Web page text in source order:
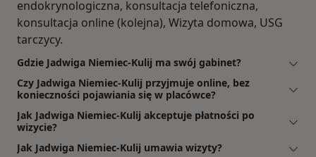
endokrynologiczna, konsultacja telefoniczna,
konsultacja online (kolejna), Wizyta domowa, USG
tarczycy.
Gdzie Jadwiga Niemiec-Kulij ma swój gabinet?
Czy Jadwiga Niemiec-Kulij przyjmuje online, bez
konieczności pojawiania się w placówce?
Jak Jadwiga Niemiec-Kulij akceptuje płatności po
wizycie?
Jak Jadwiga Niemiec-Kulij umawia wizyty?